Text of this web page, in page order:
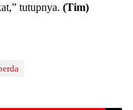
tutupnya. (Tim)